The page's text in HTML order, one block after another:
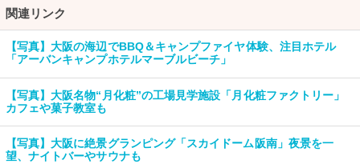
関連リンク
【写真】大阪の海辺でBBQ＆キャンプファイヤ体験、注目ホテル
「アーバンキャンプホテルマーブルビーチ」
【写真】大阪名物“月化粧”の工場見学施設「月化粧ファクトリー」
カフェや菓子教室も
【写真】大阪に絶景グランピング「スカイドーム阪南」夜景を一
望、ナイトバーやサウナも